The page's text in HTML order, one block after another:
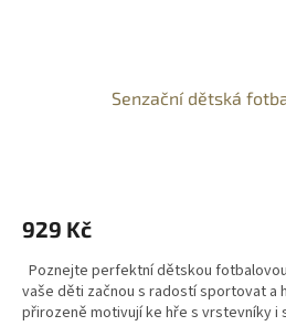
Senzační dětská
929 Kč
Poznejte perfektní dětskou
vaše děti začnou s radostí sportovat a
přirozeně motivují ke hře s vrstevníky i